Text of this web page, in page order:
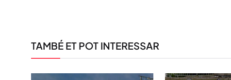
TAMBÉ ET POT INTERESSAR